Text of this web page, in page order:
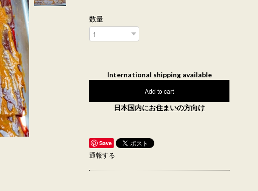
数量
International shipping available
Add to cart
日本国内にお住まいの方向け
Save
通報する